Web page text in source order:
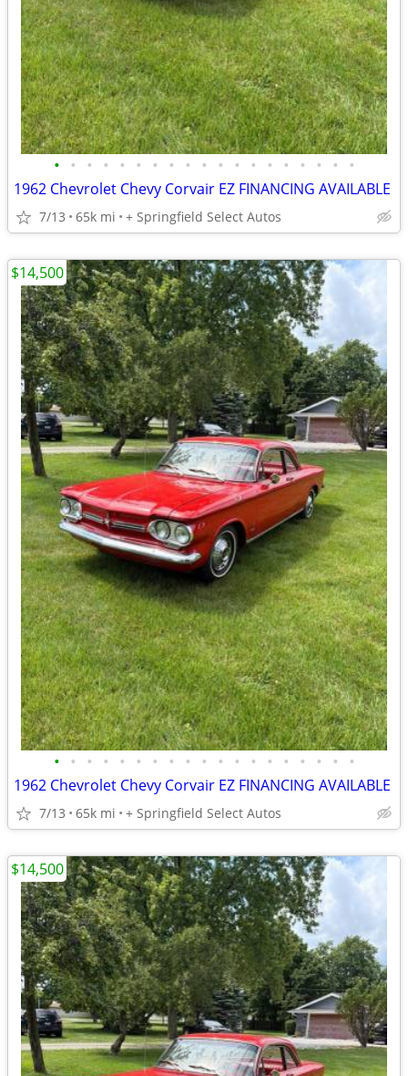
• • • • • • • • • • • • • • • • • • •
1962 Chevrolet Chevy Corvair EZ FINANCING AVAILABLE
7/13 65k mi + Springfield Select Autos
• • • • • • • • • • • • • • • • • • •
1962 Chevrolet Chevy Corvair EZ FINANCING AVAILABLE
7/13 65k mi + Springfield Select Autos
$14,500
$14,500